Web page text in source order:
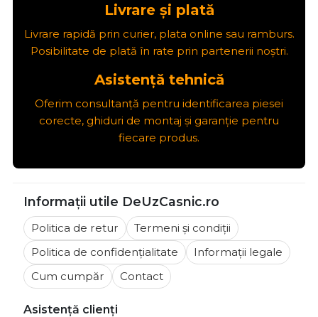
Livrare și plată
Livrare rapidă prin curier, plata online sau ramburs.
Posibilitate de plată în rate prin partenerii noștri.
Asistență tehnică
Oferim consultanță pentru identificarea piesei
corecte, ghiduri de montaj și garanție pentru
fiecare produs.
Informații utile DeUzCasnic.ro
Politica de retur
Termeni și condiții
Politica de confidențialitate
Informații legale
Cum cumpăr
Contact
Asistență clienți